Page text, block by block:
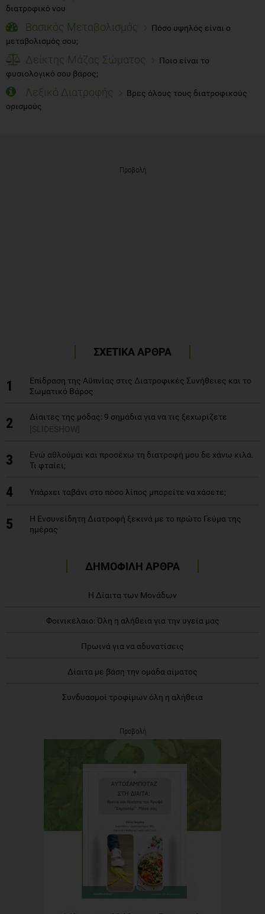
διατροφικό νου
Βασικός Μεταβολισμός
Πόσο υψηλός είναι ο
μεταβολισμός σου;
Δείκτης Μάζας Σώματος
Ποιο είναι το
φυσιολογικό σου βάρος;
Λεξικό Διατροφής
Βρες όλους τους διατροφικούς
ορισμούς
Προβολή
ΣΧΕΤΙΚΑ ΑΡΘΡΑ
1
Επίδραση της Αϋπνίας στις Διατροφικές Συνήθειες και το
Σωματικό Βάρος
2
Δίαιτες της μόδας: 9 σημάδια για να τις ξεχωρίζετε
[SLIDESHOW]
3
Ενώ αθλούμαι και προσέχω τη διατροφή μου δε χάνω κιλά.
Τι φταίει;
4 Υπάρχει ταβάνι στο πόσο λίπος μπορείτε να χάσετε;
5
Η Ενσυνείδητη Διατροφή ξεκινά με το πρώτο Γεύμα της
ημέρας
ΔΗΜΟΦΙΛΗ ΑΡΘΡΑ
Η Δίαιτα των Μονάδων
Φοινικέλαιο: Όλη η αλήθεια για την υγεία μας
Πρωινά για να αδυνατίσεις
Δίαιτα με βάση την ομάδα αίματος
Συνδυασμοί τροφίμων όλη η αλήθεια
Προβολή